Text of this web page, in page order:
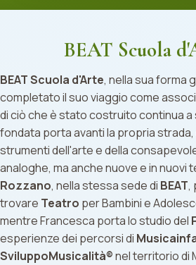
BEAT Scuola
BEAT Scuola d'Arte, nella sua forma
completato il suo viaggio come
di ciò che è stato costruito continua a
fondata porta avanti la propria
strumenti dell'arte e della
analoghe, ma anche nuove e in nuovi
Rozzano, nella stessa sede di BEAT,
trovare Teatro per Bambini e
mentre Francesca porta lo studio del
esperienze dei percorsi di
SviluppoMusicalità®nel territorio di